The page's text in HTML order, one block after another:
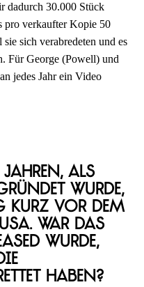
dadurch 30.000 Stück
pro verkaufter Kopie 50
sich verabredeten und es
Für George (Powell) und
jedes Jahr ein Video
als
wurde,
kurz vor dem
War das
wurde,
haben?